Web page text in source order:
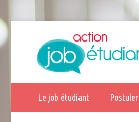
Le job étudiant Postuler